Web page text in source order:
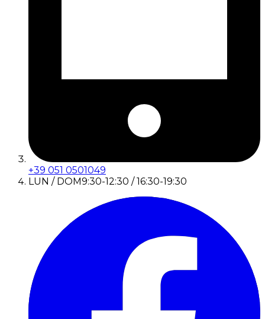
+39 051 0501049
LUN / DOM9:30-12:30 / 16:30-19:30